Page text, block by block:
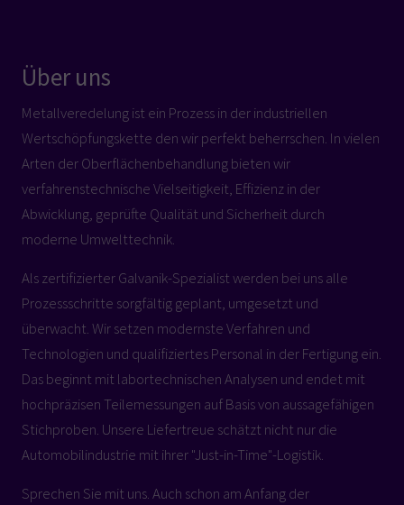
Über uns
Metallveredelung ist ein Prozess in der industriellen
Wertschöpfungskette den wir perfekt beherrschen. In vielen
Arten der Oberflächenbehandlung bieten wir
verfahrenstechnische Vielseitigkeit, Effizienz in der
Abwicklung, geprüfte Qualität und Sicherheit durch
moderne Umwelttechnik.
Als zertifizierter Galvanik-Spezialist werden bei uns alle
Prozessschritte sorgfältig geplant, umgesetzt und
überwacht. Wir setzen modernste Verfahren und
Technologien und qualifiziertes Personal in der Fertigung ein.
Das beginnt mit labortechnischen Analysen und endet mit
hochpräzisen Teilemessungen auf Basis von aussagefähigen
Stichproben. Unsere Liefertreue schätzt nicht nur die
Automobilindustrie mit ihrer "Just-in-Time"-Logistik.
Sprechen Sie mit uns. Auch schon am Anfang der